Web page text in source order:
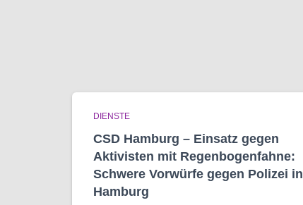
DIENSTE
CSD Hamburg – Einsatz gegen
Aktivisten mit Regenbogen­fahne:
Schwere Vorwürfe gegen Polizei in
Hamburg